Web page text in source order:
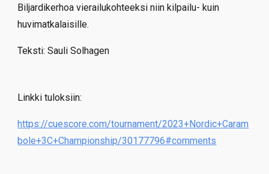
Biljardikerhoa vierailukohteeksi niin kilpailu- kuin
huvimatkalaisille.
Teksti: Sauli Solhagen
Linkki tuloksiin:
https://cuescore.com/tournament/2023+Nordic+Caram
bole+3C+Championship/30177796#comments